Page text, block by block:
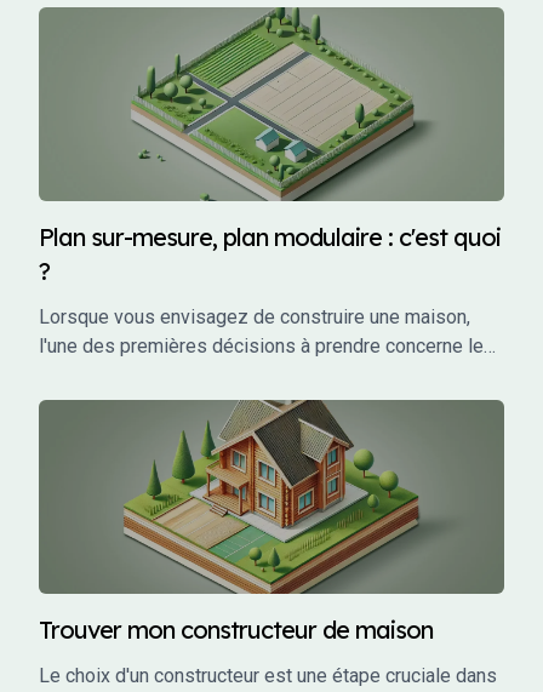
contrat encadre les relations entre le futur propriétaire
et le constructeur, garantissant une protection juridique
et financière tout au long du projet. Mais qu'est-ce que
le CCMI exactement, et pourquoi est-il si crucial pour
les particuliers qui souhaitent faire construire leur
maison ? Cet article vous explique en détail ce qu'est
un CCMI, ses avantages, et les éléments qu'il doit
Plan sur-mesure, plan modulaire : c'est quoi
?
Lorsque vous envisagez de construire une maison,
l'une des premières décisions à prendre concerne le
parler de plans sur-mesure et de plans modulaires,
mais qu'est-ce que cela signifie exactement ?
Trouver mon constructeur de maison
Le choix d'un constructeur est une étape cruciale dans